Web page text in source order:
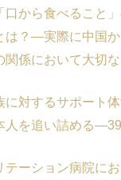
口から食べること
は？―実際に中国
関係において大切
に対するサポート
人を追い詰める
ーション病院に